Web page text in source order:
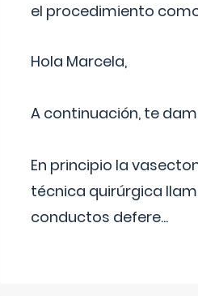
el procedimiento
Hola Marcela,
A continuación, te
En principio la
técnica quirúrgica
conductos defere...